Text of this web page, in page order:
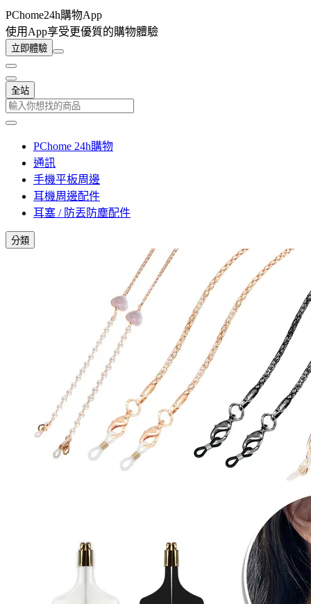
PChome24h購物App
使用App享受更優質的購物體驗
立即體驗
全站
PChome 24h購物
通訊
手機平板周邊
耳機周邊配件
耳塞 / 防丟防塵配件
分類